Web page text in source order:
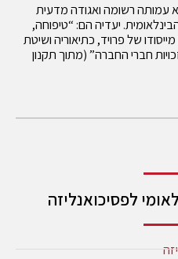
עמותה רשומה ואגודה מדעית
יעדיה הם: “טיפוחה,
של פרויד, כתיאוריה ושיטת
חברי החברה” (מתוך תקנון
לפסיכואנליזה